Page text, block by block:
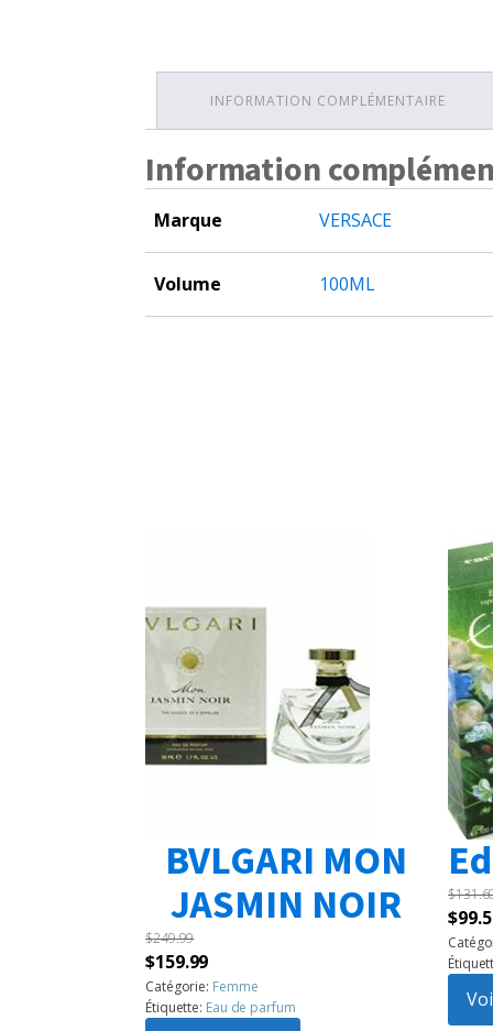
INFORMATION COMPLÉMENTAIRE
Information
Marque VERSACE
Volume 100ML
BVLGARI MON
JASMIN NOIR
$249.99
Le
prix
initial
$159.99Le
prix
actuel
Catégorie: Femme
Étiquette: Eau de parfum
$
Le
prix
$